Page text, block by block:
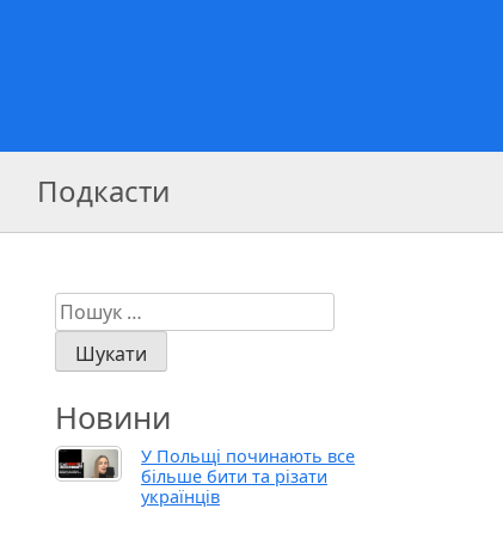
Подкасти
Пошук:
Новини
У Польщі починають все
більше бити та різати
українців